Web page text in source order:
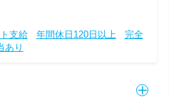
支給 年間休日120日以上
完全
あり